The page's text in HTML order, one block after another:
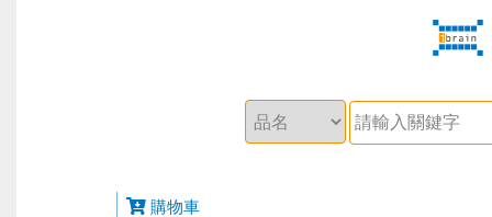
購物車